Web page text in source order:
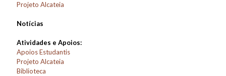
Projeto Alcateia
Notícias
Atividades e Apoios:
Apoios Estudantis
Projeto Alcateia
Biblioteca